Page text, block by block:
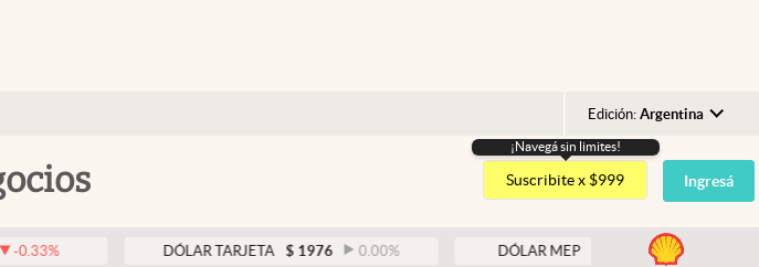
Edición: Argentina
Argentina
España
USA
¡Navegá sin limites!
Suscribite x $999 Ingresá
DÓLAR TARJETA $ 1976 0.00% DÓLAR MEP $ 1525,83 0.42%